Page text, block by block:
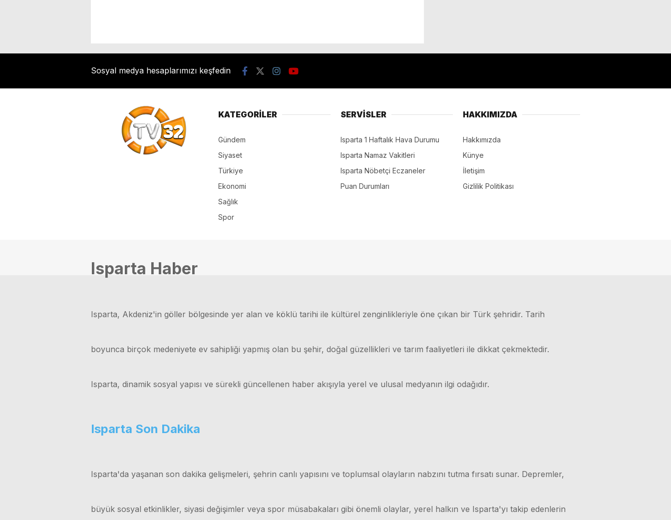
Sosyal medya hesaplarımızı keşfedin
KATEGORİLER
Gündem
Siyaset
Türkiye
Ekonomi
Sağlık
Spor
SERVİSLER
Isparta 1 Haftalık Hava Durumu
Isparta Namaz Vakitleri
Isparta Nöbetçi Eczaneler
Puan Durumları
HAKKIMIZDA
Hakkımızda
Künye
İletişim
Gizlilik Politikası
Isparta Haber
Isparta, Akdeniz'in göller bölgesinde yer alan ve köklü tarihi ile kültürel zenginlikleriyle öne çıkan bir Türk şehridir. Tarih
boyunca birçok medeniyete ev sahipliği yapmış olan bu şehir, doğal güzellikleri ve tarım faaliyetleri ile dikkat çekmektedir.
Isparta, dinamik sosyal yapısı ve sürekli güncellenen haber akışıyla yerel ve ulusal medyanın ilgi odağıdır.
Isparta Son Dakika
Isparta'da yaşanan son dakika gelişmeleri, şehrin canlı yapısını ve toplumsal olayların nabzını tutma fırsatı sunar. Depremler,
büyük sosyal etkinlikler, siyasi değişimler veya spor müsabakaları gibi önemli olaylar, yerel halkın ve Isparta'yı takip edenlerin